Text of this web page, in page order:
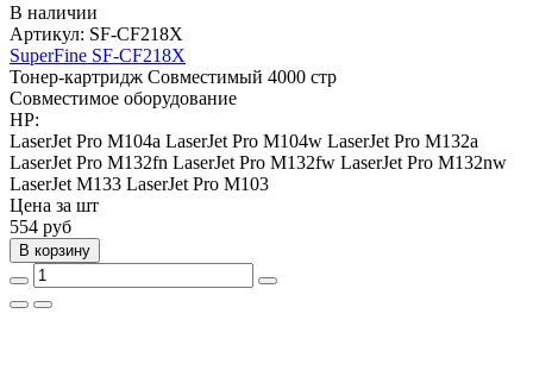
В наличии
Артикул: SF-CF218X
SuperFine SF-CF218X
Тонер-картридж Совместимый 4000 стр
Совместимое оборудование
HP:
LaserJet Pro M104a LaserJet Pro M104w LaserJet Pro M132a
LaserJet Pro M132fn LaserJet Pro M132fw LaserJet Pro M132nw
LaserJet M133 LaserJet Pro M103
Цена за шт
554 руб
В корзину